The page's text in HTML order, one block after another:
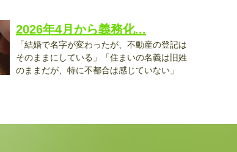
2026年4月から義務化...
「結婚で名字が変わったが、不動産の登記は
そのままにしている」「住まいの名義は旧姓
のままだが、特に不都合は感じていない」